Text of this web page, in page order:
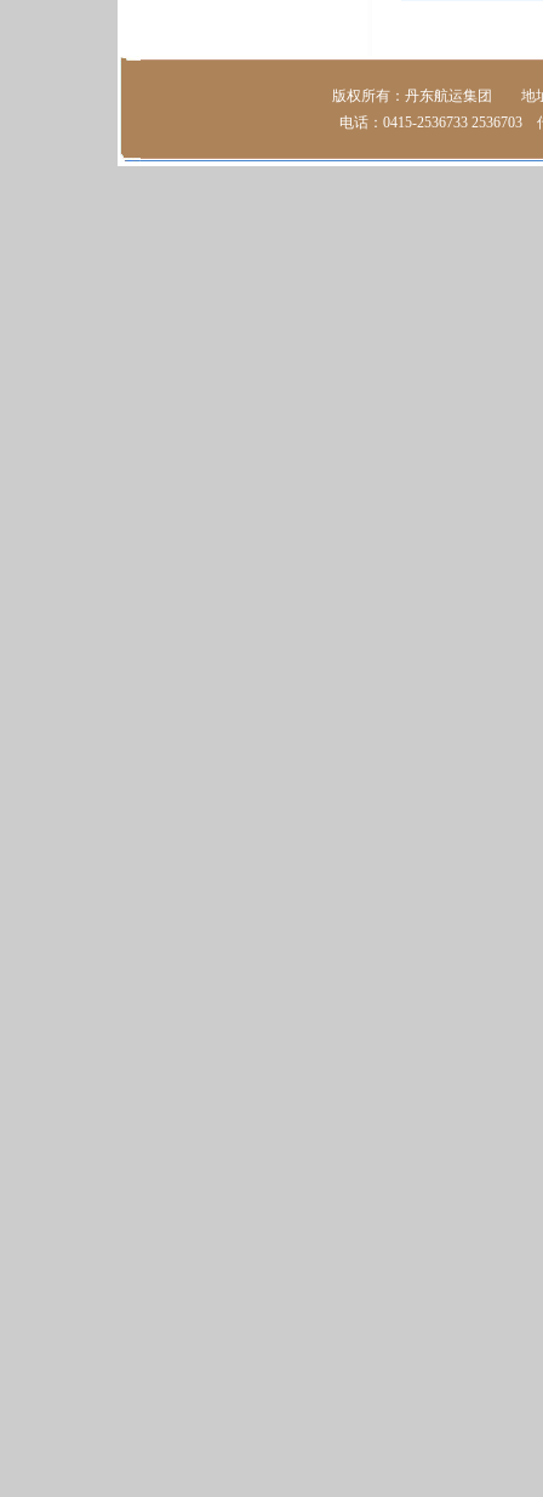
版权所有：丹东航运集团 地
电话：0415-2536733 2536703